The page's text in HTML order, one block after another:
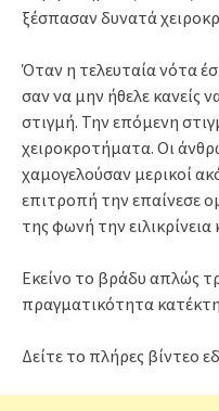
ξέσπασαν δυνατά
Όταν η τελευταία νότα
σαν να μην ήθελε κανείς
στιγμή. Την επόμενη
χειροκροτήματα. Οι
χαμογελούσαν μερικοί
επιτροπή την επαίνεσε
της φωνή την
Εκείνο το βράδυ απλώς
πραγματικότητα
Δείτε το πλήρες βίντεο